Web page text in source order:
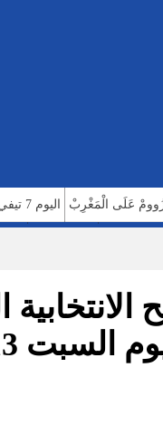
عَلَى الْمَغْرِبْ اليوم 7 تيفي
يونيو 2026